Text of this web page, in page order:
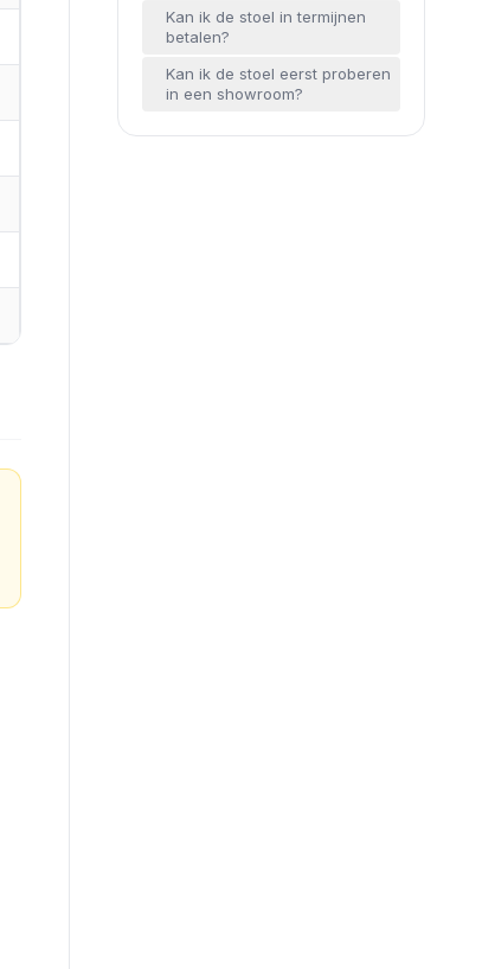
Kan ik de stoel in termijnen
betalen?
Kan ik de stoel eerst proberen
in een showroom?